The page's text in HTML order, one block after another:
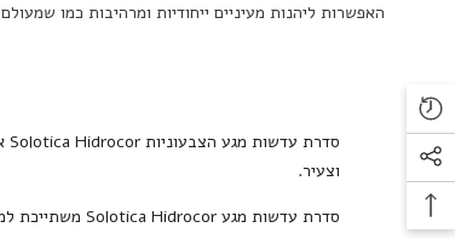
האפשרות ליהנות מעיניים ייחודיות ומרהיבות כמו
סדרת עדשות מגע הצבעוניות Solotica Hidrocor
וצעיר.
סדרת עדשות מגע Solotica Hidrocor משתייכת